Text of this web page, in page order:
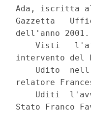
Ada, iscritta
Gazzetta
dell'anno 2001.
Visti
intervento del
Udito
relatore
Uditi
Stato Franco